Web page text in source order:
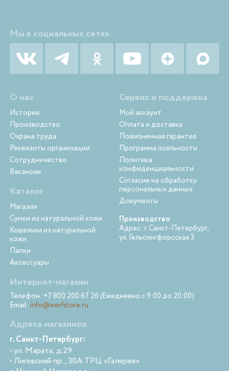
Мы в социальных сетях
О нас
История
Производство
Охрана труда
Реквизиты организации
Сотрудничество
Вакансии
Каталог
Магазин
Сумки из натуральной кожи
Кошельки из натуральной
кожи
Папки
Аксессуары
Сервис и поддержка
Мой аккаунт
Оплата и доставка
Пожизненная гарантия
Программа лояльности
Политика
конфиденциальности
Согласие на обработку
персональных данных
Документы
Производство
Адрес: г. Санкт-Петербург,
ул. Гельсингфорсская 3
Интернет-магазин
Телефон: +7 800 200 67 26 (Ежедневно с 9:00 до 20:00)
Email: info@werfstore.ru
Адреса магазинов
г. Санкт-Петербург:
• ул. Марата, д.29
• Лиговский пр., 30А ТРЦ «Галерея»